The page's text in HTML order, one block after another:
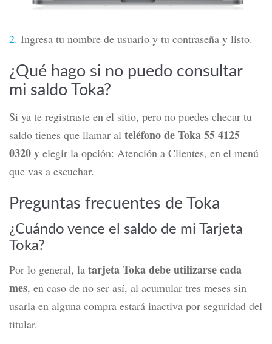
2. Ingresa tu nombre de usuario y tu contraseña y listo.
¿Qué hago si no puedo consultar
mi saldo Toka?
Si ya te registraste en el sitio, pero no puedes checar tu
saldo tienes que llamar al teléfono de Toka 55 4125
0320 y elegir la opción: Atención a Clientes, en el menú
que vas a escuchar.
Preguntas frecuentes de Toka
¿Cuándo vence el saldo de mi Tarjeta
Toka?
Por lo general, la tarjeta Toka debe utilizarse cada
mes, en caso de no ser así, al acumular tres meses sin
usarla en alguna compra estará inactiva por seguridad del
titular.